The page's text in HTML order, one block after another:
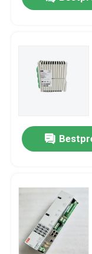
Videos
Über uns
Kontakt mit uns